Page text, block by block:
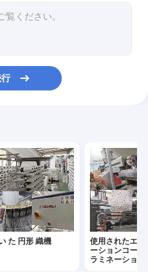
た 円形 織機
使用されたエク
ーションコーテ
ラミネーション